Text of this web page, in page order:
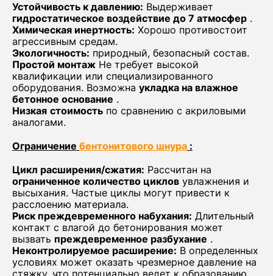
Устойчивость к давлению: Выдерживает
гидростатическое воздействие до 7 атмосфер .
Химическая инертность: Хорошо противостоит
агрессивным средам.
Экологичность: природный, безопасный состав.
Простой монтаж Не требует высокой
квалификации или специализированного
оборудования. Возможна укладка на влажное
бетонное основание .
Низкая стоимость по сравнению с акриловыми
аналогами.
Ограничение бентонитового шнура :
Цикл расширения/сжатия: Рассчитан на
ограниченное количество циклов увлажнения и
высыхания. Частые циклы могут привести к
расслоению материала.
Риск преждевременного набухания: Длительный
контакт с влагой до бетонирования может
вызвать преждевременное разбухание .
Неконтролируемое расширение: В определенных
условиях может оказать чрезмерное давление на
стяжку, что потенциально ведет к образованию